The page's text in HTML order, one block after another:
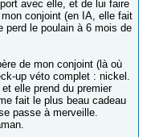
avec elle, et de lui faire
mon conjoint (en IA, elle fait
perd le poulain à 6 mois de
de mon conjoint (là où
up véto complet : nickel.
elle prend du premier
fait le plus beau cadeau
passe à merveille.